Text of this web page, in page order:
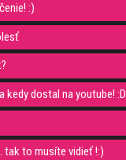
:)
kedy dostal na youtube! :D
tak to musíte vidieť !:)